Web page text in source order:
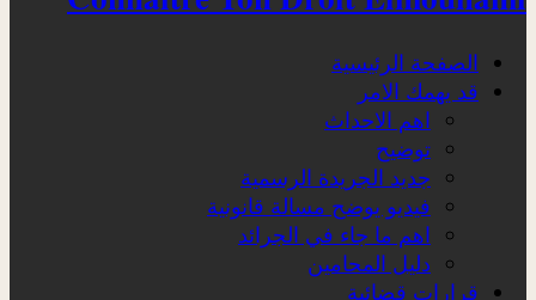
الصفحة الرئيسية
قد يهمك الامر
اهم الاحداث
توضيح
جديد الجريدة الرسمية
فيديو يوضح مسالة قانونية
اهم ما جاء في الجرائد
دليل المحامين
قرارات قضائية